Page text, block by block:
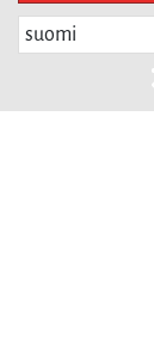
suomi